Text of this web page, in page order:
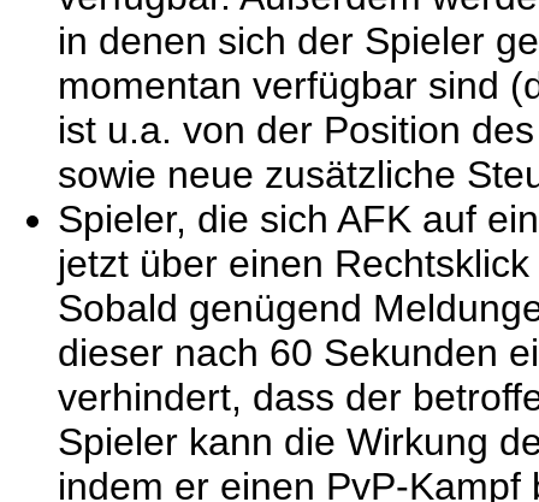
in denen sich der Spieler
momentan verfügbar sind
ist u.a. von der Position
sowie neue zusätzliche
Spieler, die sich AFK auf
jetzt über einen
Sobald genügend
dieser nach 60 Sekunden
verhindert, dass der
Spieler kann die Wirkung
indem er einen PvP-Kampf